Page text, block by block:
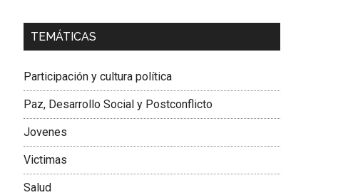
Dra. Carolina Corcho Mejía,
Latinoamericana Sur, Vicepresidenta Federación
TEMÁTICAS
Participación y cultura política
Paz, Desarrollo Social y Postconflicto
Jovenes
Victimas
Salud